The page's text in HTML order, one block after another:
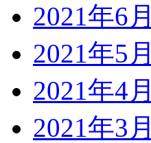
2021年6月
2021年5月
2021年4月
2021年3月